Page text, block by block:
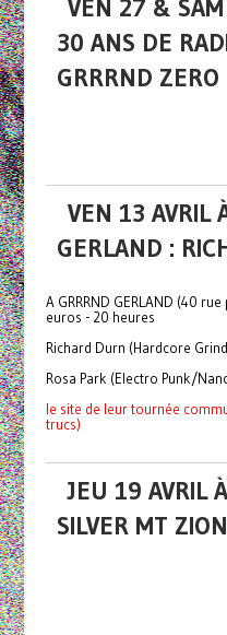
VEN 27 &
30 ANS DE
GRRRND ZERO
VEN 13 AVRIL
GERLAND :
A GRRRND GERLAND (40
euros - 20 heures
Richard Durn (Hardcore
Rosa Park (Electro Punk/
le site de leur tournée
trucs)
JEU 19 AVRIL
SILVER MT ZION